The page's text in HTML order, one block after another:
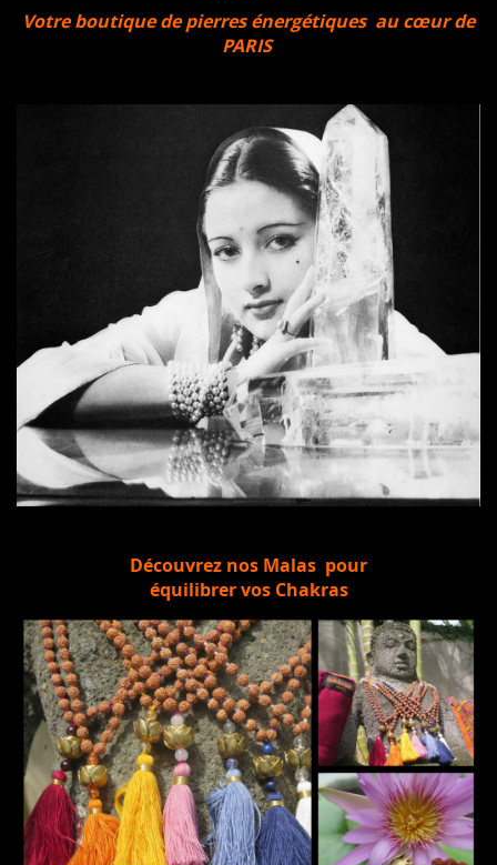
Votre boutique de pierres énergétiques au cœur de
PARIS
Découvrez nos Malas pour
équilibrer vos Chakras